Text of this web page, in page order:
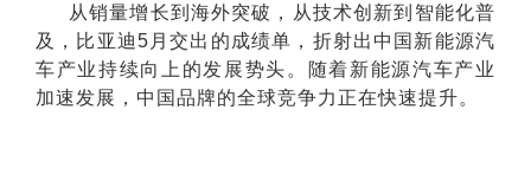
从销量增长到海外突破，从技术创新到智能化普
及，比亚迪5月交出的成绩单，折射出中国新能源汽
车产业持续向上的发展势头。随着新能源汽车产业
加速发展，中国品牌的全球竞争力正在快速提升。